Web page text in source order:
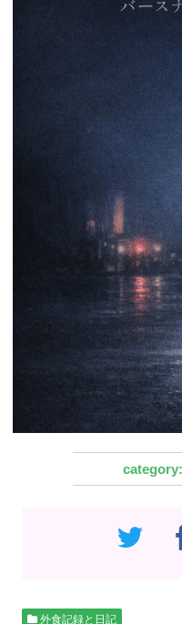
外食記録と日記